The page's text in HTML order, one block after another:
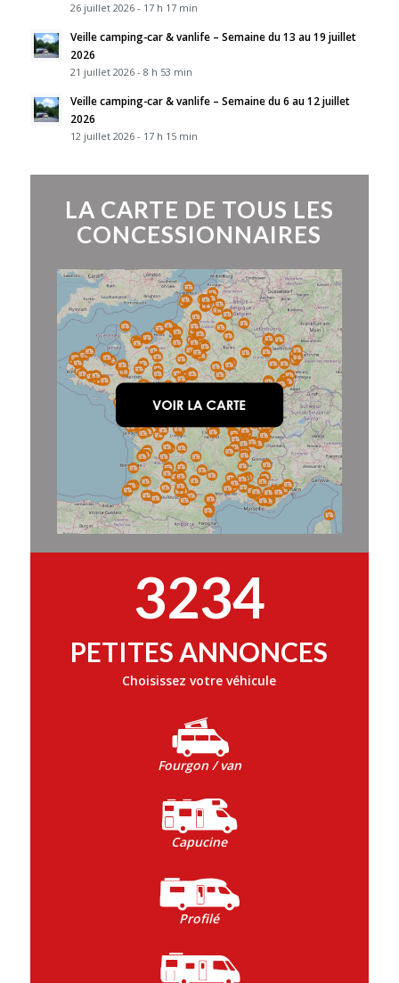
26 juillet 2026 - 17 h 17 min
Veille camping-car & vanlife – Semaine du 13 au 19 juillet
2026
21 juillet 2026 - 8 h 53 min
Veille camping-car & vanlife – Semaine du 6 au 12 juillet
2026
12 juillet 2026 - 17 h 15 min
LA CARTE DE TOUS LES
CONCESSIONNAIRES
3234
PETITES ANNONCES
Choisissez votre véhicule
Fourgon / van
Capucine
Profilé